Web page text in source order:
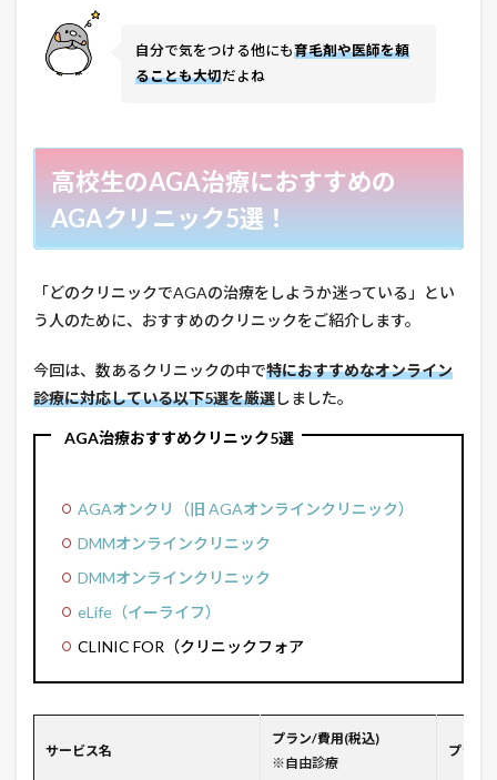
自分で気をつける他にも育毛剤や医師を頼
ることも大切だよね
高校生のAGA治療におすすめの
AGAクリニック5選！
「どのクリニックでAGAの治療をしようか迷っている」とい
う人のために、おすすめのクリニックをご紹介します。
今回は、数あるクリニックの中で特におすすめなオンライン
診療に対応している以下5選を厳選しました。
AGA治療おすすめクリニック5選
AGAオンクリ（旧 AGAオンラインクリニック）
DMMオンラインクリニック
DMMオンラインクリニック
eLife（イーライフ）
CLINIC FOR（クリニックフォア
サービス名
プラン/費用(税込)
※自由診療
プラン